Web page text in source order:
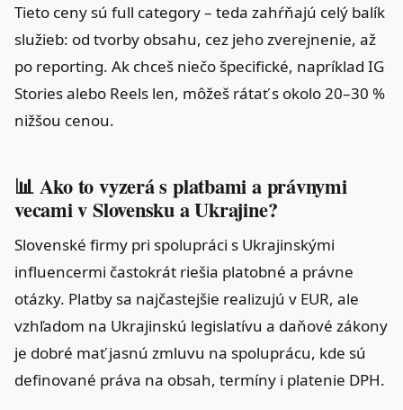
Tieto ceny sú full category – teda zahŕňajú celý balík
služieb: od tvorby obsahu, cez jeho zverejnenie, až
po reporting. Ak chceš niečo špecifické, napríklad IG
Stories alebo Reels len, môžeš rátať s okolo 20–30 %
nižšou cenou.
📊 Ako to vyzerá s platbami a právnymi
vecami v Slovensku a Ukrajine?
Slovenské firmy pri spolupráci s Ukrajinskými
influencermi častokrát riešia platobné a právne
otázky. Platby sa najčastejšie realizujú v EUR, ale
vzhľadom na Ukrajinskú legislatívu a daňové zákony
je dobré mať jasnú zmluvu na spoluprácu, kde sú
definované práva na obsah, termíny i platenie DPH.